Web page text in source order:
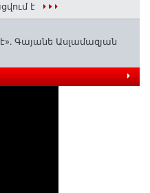
է
Գայանե Ասլամազյան